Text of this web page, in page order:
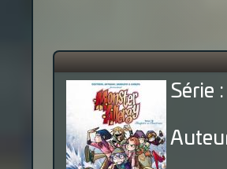
Série :